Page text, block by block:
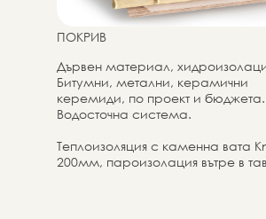
ПОКРИВ
Дървен материал,
Битумни, метални, керамични
керемиди, по проект и бюджета.
Водосточна система.
Теплоизоляция с каменна вата
200мм, пароизолация вътре в